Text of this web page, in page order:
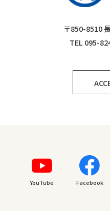
〒850-8510
TEL 095-
YouTube Facebook